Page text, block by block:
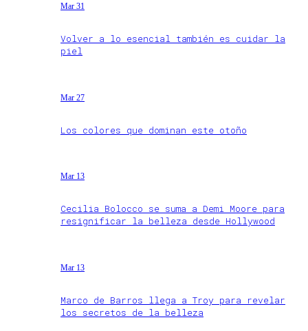
Mar 31
Volver a lo esencial también es cuidar la
piel
Mar 27
Los colores que dominan este otoño
Mar 13
Cecilia Bolocco se suma a Demi Moore para
resignificar la belleza desde Hollywood
Mar 13
Marco de Barros llega a Troy para revelar
los secretos de la belleza